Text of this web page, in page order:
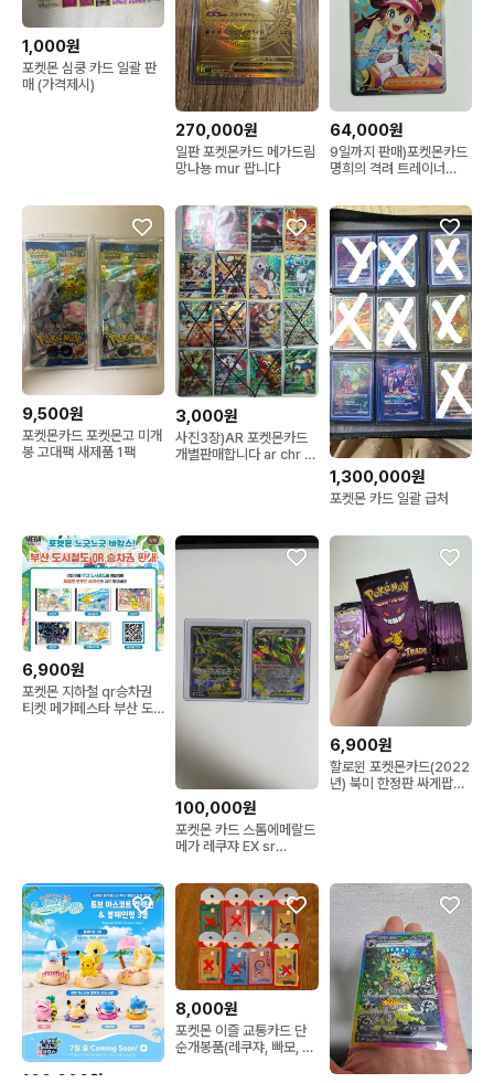
1,000원
포켓몬 심쿵 카드 일괄 판
매 (가격제시)
270,000원
일판 포켓몬카드 메가드림
망나뇽 mur 팝니다
64,000원
9일까지 판매)포켓몬카드
명희의 격려 트레이너
9,500원
포켓몬카드 포켓몬고 미개
봉 고대팩 새제품 1팩
3,000원
사진3장)AR 포켓몬카드
개별판매합니다 ar chr 개
1,300,000원
포켓몬 카드 일괄 급처
6,900원
포켓몬 지하철 qr승차권
티켓 메가페스타 부산 도
100,000원
포켓몬 카드 스톰에메랄드
메가 레쿠쟈 EX sr
6,900원
할로윈 포켓몬카드(2022
년) 북미 한정판 싸게팝니
8,000원
포켓몬 이즐 교통카드 단
순개봉품(레쿠쟈, 빠모, 이